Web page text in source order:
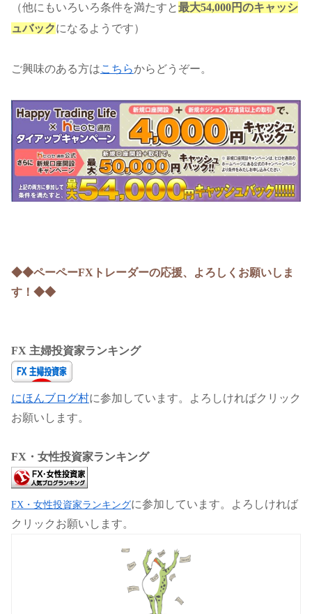
（他にもいろいろ条件を満たすと最大54,000円のキャッシ
ュバックになるようです）
ご興味のある方はこちらからどうぞー。
◆◆ペーペーFXトレーダーの応援、よろしくお願いしま
す！◆◆
FX 主婦投資家ランキング
にほんブログ村に参加しています。よろしければクリック
お願いします。
FX・女性投資家ランキング
FX・女性投資家ランキングに参加しています。よろしければ
クリックお願いします。